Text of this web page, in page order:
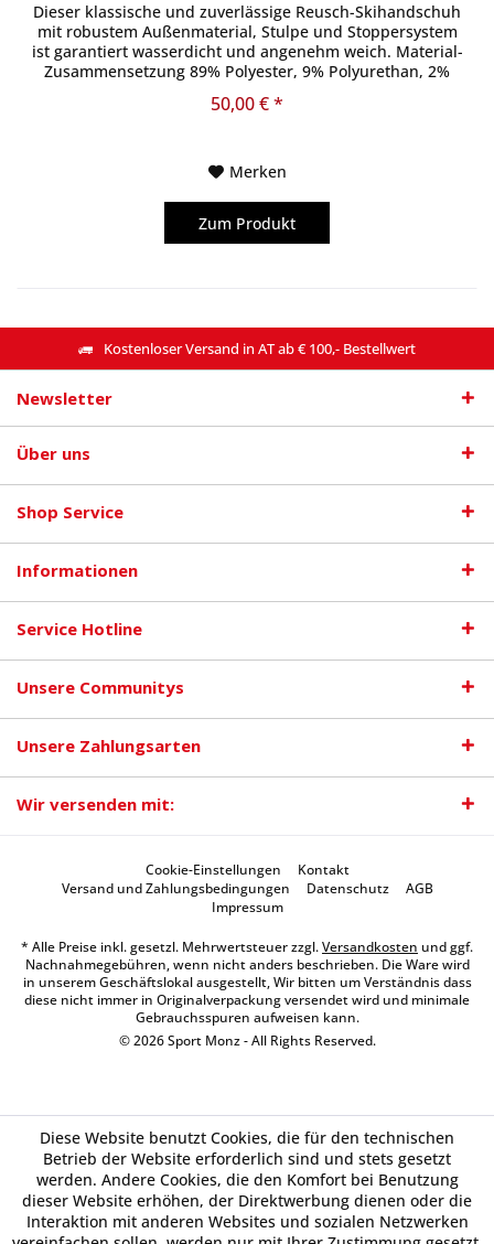
Dieser klassische und zuverlässige Reusch-Skihandschuh
mit robustem Außenmaterial, Stulpe und Stoppersystem
ist garantiert wasserdicht und angenehm weich. Material-
Zusammensetzung 89% Polyester, 9% Polyurethan, 2%
50,00 € *
Merken
Zum Produkt
Kostenloser Versand in AT ab € 100,- Bestellwert
Newsletter
Über uns
Shop Service
Informationen
Service Hotline
Unsere Communitys
Unsere Zahlungsarten
Wir versenden mit:
Cookie-Einstellungen
Kontakt
Versand und Zahlungsbedingungen
Datenschutz
AGB
Impressum
* Alle Preise inkl. gesetzl. Mehrwertsteuer zzgl.Versandkosten und ggf.
Nachnahmegebühren, wenn nicht anders beschrieben. Die Ware wird
in unserem Geschäftslokal ausgestellt, Wir bitten um Verständnis dass
diese nicht immer in Originalverpackung versendet wird und minimale
Gebrauchsspuren aufweisen kann.
© 2026 Sport Monz - All Rights Reserved.
Diese Website benutzt Cookies, die für den technischen
Betrieb der Website erforderlich sind und stets gesetzt
werden. Andere Cookies, die den Komfort bei Benutzung
dieser Website erhöhen, der Direktwerbung dienen oder die
Interaktion mit anderen Websites und sozialen Netzwerken